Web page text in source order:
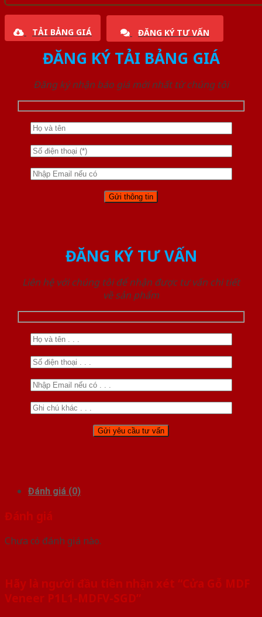
TẢI BẢNG GIÁ ĐĂNG KÝ TƯ VẤN
ĐĂNG KÝ TẢI BẢNG GIÁ
Đăng ký nhận báo giá mới nhất từ chúng tôi
ĐĂNG KÝ TƯ VẤN
Liên hệ với chúng tôi để nhận được tư vấn chi tiết
về sản phẩm
Đánh giá (0)
Đánh giá
Chưa có đánh giá nào.
Hãy là người đầu tiên nhận xét “Cửa Gỗ MDF
Veneer P1L1-MDFV-SGD”